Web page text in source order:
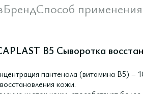
БрендСпособ применения
B5 Сыворотка
пантенола (витамина B5) –
кожи.